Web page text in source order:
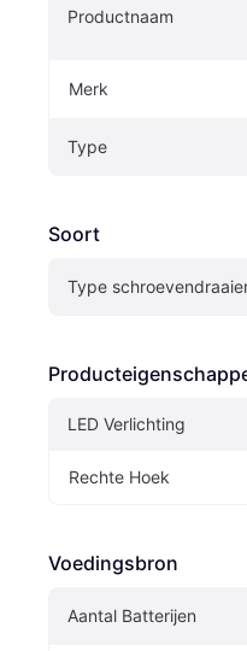
Productnaam
Merk
Type
Soort
Type
LED Verlichting
Rechte Hoek
Voedingsbron
Aantal Batterijen